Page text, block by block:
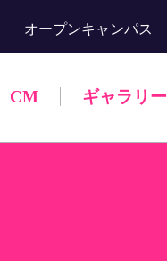
オープンキャンパス
ギャラリー
CM